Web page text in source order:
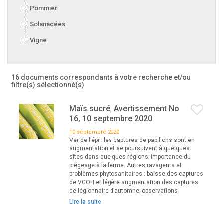
Pommier
Solanacées
Vigne
16 documents correspondants à votre recherche et/ou
filtre(s) sélectionné(s)
Maïs sucré, Avertissement No
16, 10 septembre 2020
10 septembre 2020
Ver de l’épi : les captures de papillons sont en
augmentation et se poursuivent à quelques
sites dans quelques régions; importance du
piégeage à la ferme. Autres ravageurs et
problèmes phytosanitaires : baisse des captures
de VGOH et légère augmentation des captures
de légionnaire d’automne; observations
Lire la suite